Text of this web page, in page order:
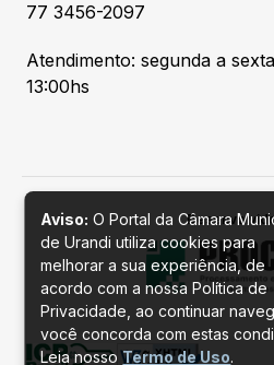
77 3456-2097
Atendimento: segunda a
13:00hs
Aviso: O Portal da Câmara
de Urandi utiliza cookies para
melhorar a sua experiência, de
acordo com a nossa Política de
Privacidade, ao continuar
você concorda com estas
Leia nossoTermo de Uso.